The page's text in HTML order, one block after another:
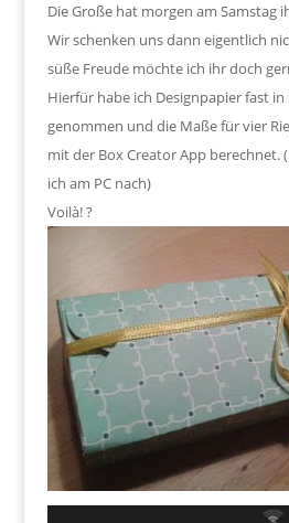
Die Große hat morgen am Samstag
Wir schenken uns dann eigentlich
süße Freude möchte ich ihr doch
Hierfür habe ich Designpapier fast
genommen und die Maße für vier
mit der Box Creator App berechnet.
ich am PC nach)
Voilà! ?